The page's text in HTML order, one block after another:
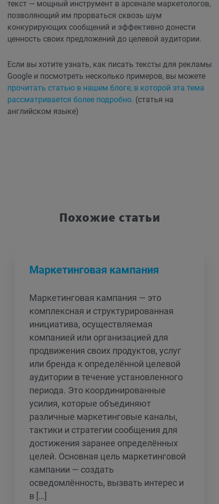
текст — мощный инструмент в арсенале маркетологов,
позволяющий им прорваться сквозь шум
конкурирующих сообщений и эффективно донести
ценность своих предложений до целевой аудитории.
Если вы хотите узнать, как писать тексты для рекламы
Google и посмотреть несколько примеров, вы можете
прочитать статью в нашем блоге, в которой эта тема
рассматривается более подробно. (статья на
английском языке)
Похожие статьи
Маркетинговая кампания
Маркетинговая кампания — это
комплексная и структурированная
инициатива, осуществляемая
компанией или организацией для
продвижения своих продуктов, услуг
или бренда к определённой целевой
аудитории в течение установленного
периода. Это координированные
усилия, которые объединяют
различные маркетинговые каналы,
тактики и стратегии сообщения для
достижения заранее определённых
целей. Основная цель маркетинговой
кампании — создать
осведомлённость, вызвать интерес и
в […]